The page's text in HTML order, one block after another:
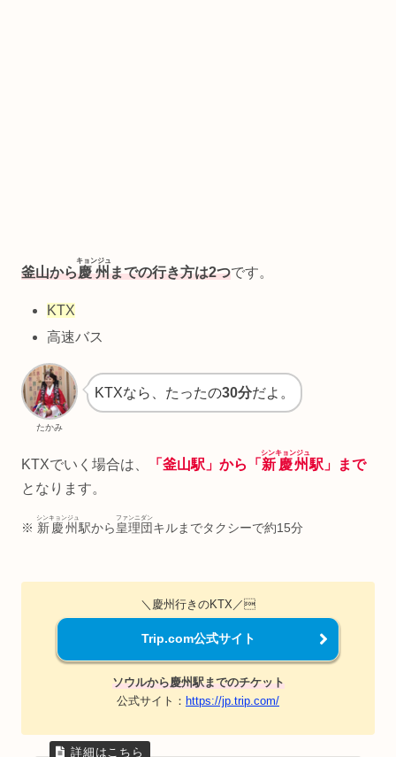
釜山から慶州
キョンジュ
までの行き方は2つです。
KTX
高速バス
たかみ
KTXなら、たったの30分だよ。
KTXでいく場合は、 「釜山駅」から「 新慶州
シンキョンジュ
駅」まで
となります。
※ 新慶州
シンキョンジュ
駅から皇理団
ファンニダン
キルまでタクシーで約15分
＼慶州行きのKTX／
Trip.com公式サイト
ソウルから慶州駅までのチケット
公式サイト： https://jp.trip.com/